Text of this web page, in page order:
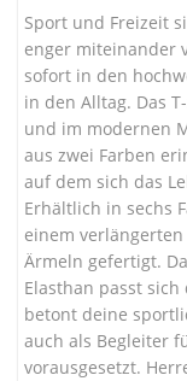
Sport und Freizeit
enger miteinander
sofort in den
in den Alltag. Das
und im modernen
aus zwei Farben
auf dem sich das
Erhältlich in sechs
einem
Ärmeln gefertigt.
Elasthan passt
betont deine
auch als Begleiter
vorausgesetzt.